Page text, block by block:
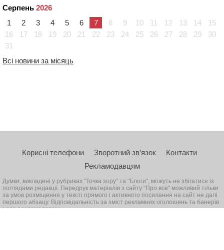
Серпень 2026
1
2 3 4 5 6 7 8 9 10 11 12 13 14
15
16
17 18 19 20 21 22 23 24 25 26 27 28 29
30
31
Всі новини за місяць
Корисні телефони Зворотний зв’язок
Контакти
Рекламодавцям
Думки, викладені у рубриках "Точка зору" та "Блоги", можуть не збігатися із
поглядами редакції. Передрук матеріалів з сайту "Про все" можливий тільки
за умов розміщення у тексті прямого і активного посилання на сайт не далі
першого абзацу. Відповідальність за зміст рекламних оголошень та банерів
несе рекламодавець